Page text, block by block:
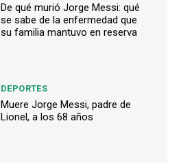
De qué murió Jorge Messi: qué
se sabe de la enfermedad que
su familia mantuvo en reserva
DEPORTES
Muere Jorge Messi, padre de
Lionel, a los 68 años